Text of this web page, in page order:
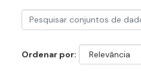
Ordenar por